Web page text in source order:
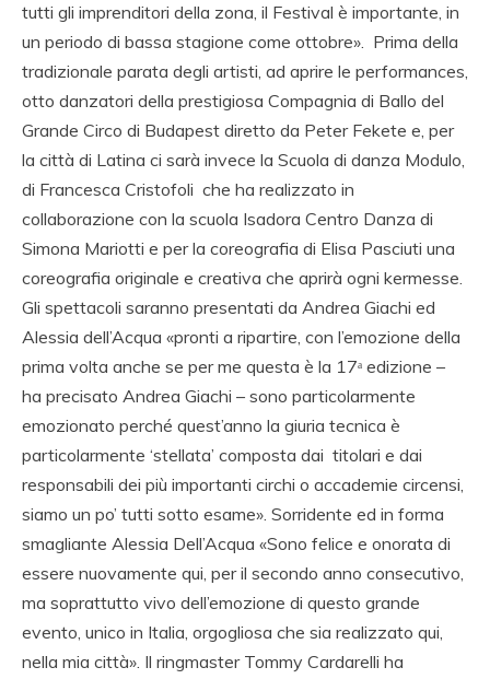
tutti gli imprenditori della zona, il Festival è importante, in
un periodo di bassa stagione come ottobre». Prima della
tradizionale parata degli artisti, ad aprire le performances,
otto danzatori della prestigiosa Compagnia di Ballo del
Grande Circo di Budapest diretto da Peter Fekete e, per
la città di Latina ci sarà invece la Scuola di danza Modulo,
di Francesca Cristofoli che ha realizzato in
collaborazione con la scuola Isadora Centro Danza di
Simona Mariotti e per la coreografia di Elisa Pasciuti una
coreografia originale e creativa che aprirà ogni kermesse.
Gli spettacoli saranno presentati da Andrea Giachi ed
Alessia dell’Acqua «pronti a ripartire, con l’emozione della
prima volta anche se per me questa è la 17ᵃ edizione –
ha precisato Andrea Giachi – sono particolarmente
emozionato perché quest’anno la giuria tecnica è
particolarmente ‘stellata’ composta dai titolari e dai
responsabili dei più importanti circhi o accademie circensi,
siamo un po’ tutti sotto esame». Sorridente ed in forma
smagliante Alessia Dell’Acqua «Sono felice e onorata di
essere nuovamente qui, per il secondo anno consecutivo,
ma soprattutto vivo dell’emozione di questo grande
evento, unico in Italia, orgogliosa che sia realizzato qui,
nella mia città». Il ringmaster Tommy Cardarelli ha